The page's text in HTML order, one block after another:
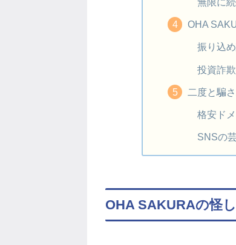
OHA
振り込
投資詐
二度と騙
格安ド
SNSの
OHA SAKURAの怪